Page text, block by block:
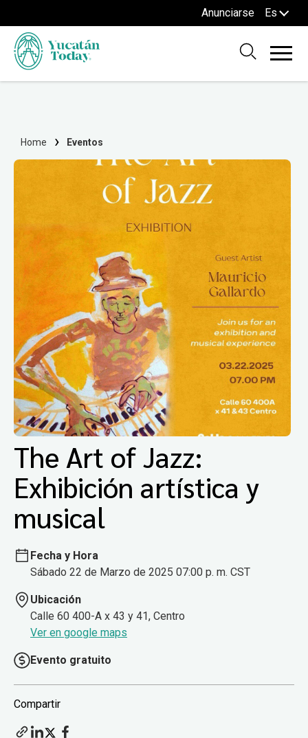
Anunciarse Es
Home Eventos
The Art of Jazz:
Exhibición artística y
musical
Fecha y Hora
Sábado 22 de Marzo de 2025 07:00 p. m. CST
Ubicación
Calle 60 400-A x 43 y 41, Centro
Ver en google maps
Evento gratuito
Compartir